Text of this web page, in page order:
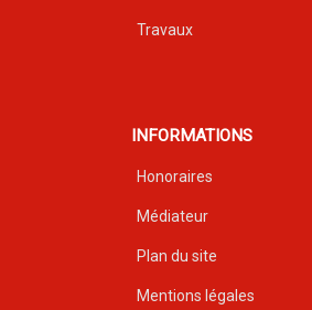
Travaux
INFORMATIONS
Honoraires
Médiateur
Plan du site
Mentions légales